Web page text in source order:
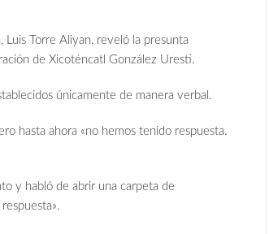
Torre Aliyan, reveló la presunta
de Xicoténcatl González Uresti.
únicamente de manera verbal.
hasta ahora «no hemos tenido respuesta.
y habló de abrir una carpeta de